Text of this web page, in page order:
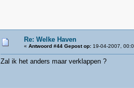
Re: Welke Haven
« Antwoord #44 Gepost op:19-04-2007,
Zal ik het anders maar verklappen ?